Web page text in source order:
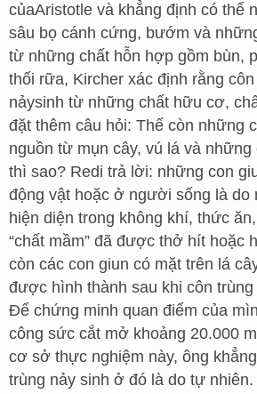
củaAristotle và khẳng định có thể
sâu bọ cánh cứng, bướm và
từ những chất hỗn hợp gồm bùn,
thối rữa, Kircher xác định rằng
nảysinh từ những chất hữu cơ,
đặt thêm câu hỏi: Thế còn những
nguồn từ mụn cây, vú lá và
thì sao? Redi trả lời: những con
động vật hoặc ở người sống là do
hiện diện trong không khí, thức
“chất mầm” đã được thở hít hoặc
còn các con giun có mặt trên lá
được hình thành sau khi côn
Để chứng minh quan điểm của
công sức cắt mở khoảng 20.000
cơ sở thực nghiệm này, ông
trùng nảy sinh ở đó là do tự nhiên.